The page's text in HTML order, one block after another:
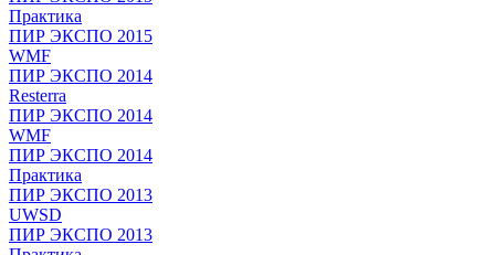
Практика
ПИР ЭКСПО 2015
WMF
ПИР ЭКСПО 2014
Resterra
ПИР ЭКСПО 2014
WMF
ПИР ЭКСПО 2014
Практика
ПИР ЭКСПО 2013
UWSD
ПИР ЭКСПО 2013